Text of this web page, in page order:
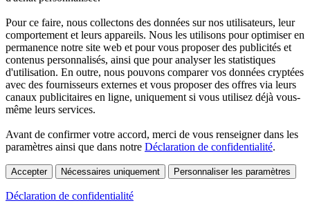
Pour ce faire, nous collectons des données sur nos utilisateurs, leur
comportement et leurs appareils. Nous les utilisons pour optimiser en
permanence notre site web et pour vous proposer des publicités et
contenus personnalisés, ainsi que pour analyser les statistiques
d'utilisation. En outre, nous pouvons comparer vos données cryptées
avec des fournisseurs externes et vous proposer des offres via leurs
canaux publicitaires en ligne, uniquement si vous utilisez déjà vous-
même leurs services.
Avant de confirmer votre accord, merci de vous renseigner dans les
paramètres ainsi que dans notre Déclaration de confidentialité.
Accepter Nécessaires uniquement Personnaliser les paramètres
Déclaration de confidentialité